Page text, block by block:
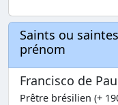
Saints ou
prénom
Francisco de
Prêtre brésilien (+